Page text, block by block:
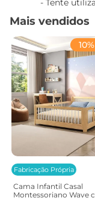
Tente
Mais vendidos
Fabricação Própria
Cama Infantil Casal
Montessoriano Wave